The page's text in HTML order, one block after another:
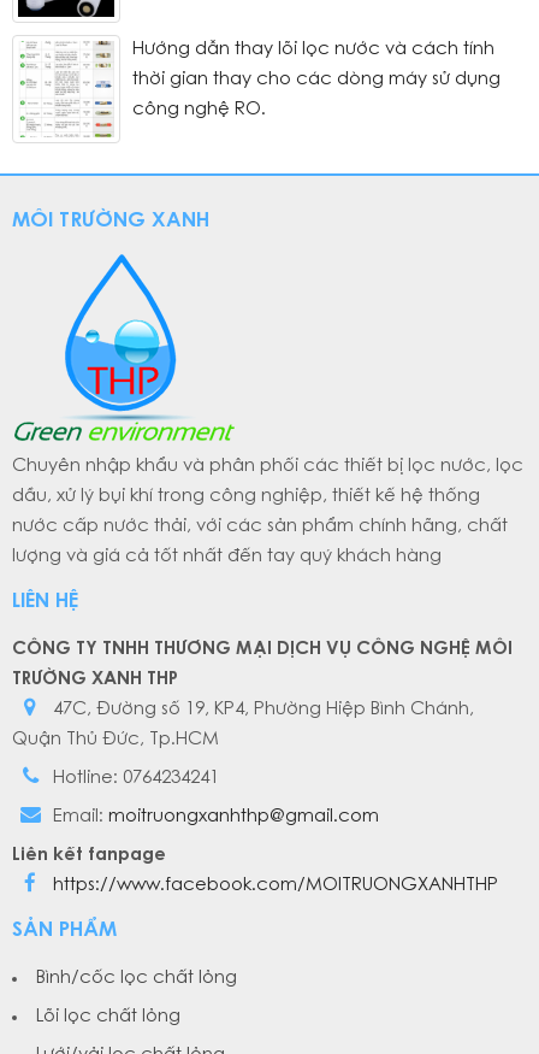
Hướng dẫn thay lõi lọc nước và cách tính
thời gian thay cho các dòng máy sử dụng
công nghệ RO.
MÔI TRƯỜNG XANH
Chuyên nhập khẩu và phân phối các thiết bị lọc nước, lọc
dầu, xử lý bụi khí trong công nghiệp, thiết kế hệ thống
nước cấp nước thải, với các sản phẩm chính hãng, chất
lượng và giá cả tốt nhất đến tay quý khách hàng
LIÊN HỆ
CÔNG TY TNHH THƯƠNG MẠI DỊCH VỤ CÔNG NGHỆ MÔI
TRƯỜNG XANH THP
47C, Đường số 19, KP4, Phường Hiệp Bình Chánh,
Quận Thủ Đức, Tp.HCM
Hotline: 0764234241
Email: moitruongxanhthp@gmail.com
Liên kết fanpage
https://www.facebook.com/MOITRUONGXANHTHP
SẢN PHẨM
Bình/cốc lọc chất lỏng
Lõi lọc chất lỏng